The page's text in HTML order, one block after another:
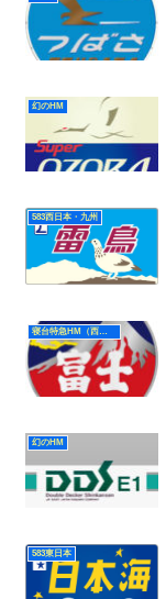
幻のHM
583西日本・九州
幻のHM
583東日本